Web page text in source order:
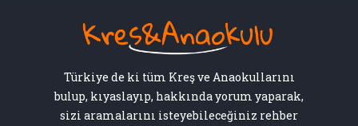
Türkiye de ki tüm Kreş ve Anaokullarını
bulup, kıyaslayıp, hakkında yorum yaparak,
sizi aramalarını isteyebileceğiniz rehber